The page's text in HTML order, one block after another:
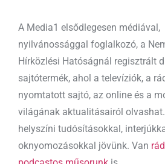
A Media1 elsődlegesen médiával,
nyilvánossággal foglalkozó, a
Hírközlési Hatóságnál regisztrált
sajtótermék, ahol a televíziók, a
nyomtatott sajtó, az online és a
világának aktualitásairól olvashat.
helyszíni tudósításokkal,
oknyomozásokkal jövünk. Van